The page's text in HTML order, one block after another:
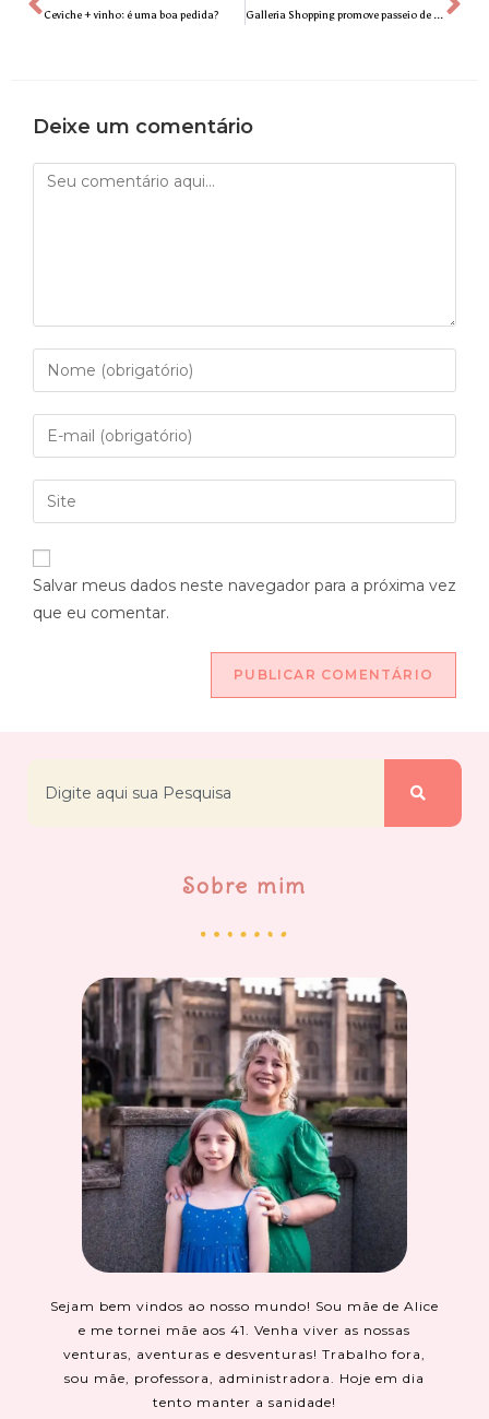
Ceviche + vinho: é uma boa pedida? Galleria Shopping promove passeio de bike gratuito
Deixe um comentário
Salvar meus dados neste navegador para a próxima vez
que eu comentar.
Sobre mim
Sejam bem vindos ao nosso mundo! Sou mãe de Alice
e me tornei mãe aos 41. Venha viver as nossas
venturas, aventuras e desventuras! Trabalho fora,
sou mãe, professora, administradora. Hoje em dia
tento manter a sanidade!